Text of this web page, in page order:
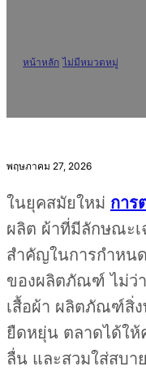
หน้าหลัก /ไม่มีหมวดหมู่
พฤษภาคม 27, 2026
ในยุคสมัยใหม่ การ
ผลิต ผ้าที่มีลักษณะเ
สำคัญในการกำหน
ของผลิตภัณฑ์ ไม่ว่า
เสื้อผ้า ผลิตภัณฑ์สิ่
ยืดหยุ่น ตลาดได้ใ
ลื่น และสวมใส่สบา